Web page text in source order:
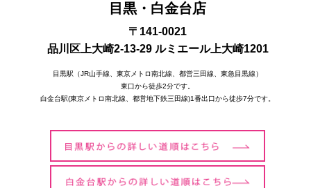
目黒・白金台店
〒141-0021
品川区上大崎2-13-29 ルミエール上大崎1201
目黒駅（JR山手線、東京メトロ南北線、都営三田線、東急目黒線）
東口から徒歩2分です。
白金台駅(東京メトロ南北線、都営地下鉄三田線)1番出口から徒歩7分です。